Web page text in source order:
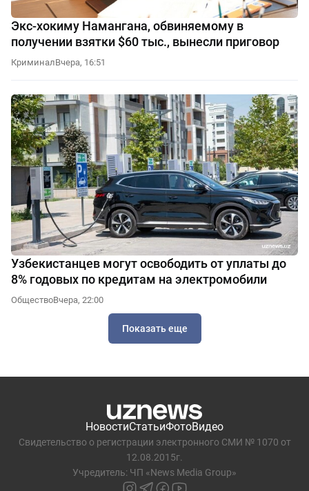
Экс-хокиму Намангана, обвиняемому в
получении взятки $60 тыс., вынесли приговор
КриминалВчера, 16:51
Узбекистанцев могут освободить от уплаты до
8% годовых по кредитам на электромобили
ОбществоВчера, 22:00
Показать еще
НовостиСтатьиФотоВидео
Свидетельство о регистрации электронного СМИ № 1070 от
12.08.2015г.
Учредитель: ЧП «News Media Group»